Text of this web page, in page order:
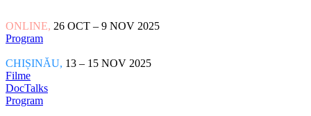
ONLINE, 26 OCT – 9 NOV 2025
Program
CHIȘINĂU, 13 – 15 NOV 2025
Filme
DocTalks
Program